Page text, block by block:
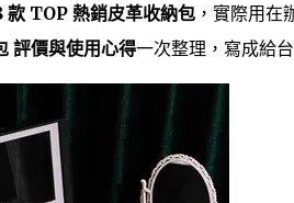
款 TOP 熱銷皮革收納包，實際用在
評價與使用心得一次整理，寫成給